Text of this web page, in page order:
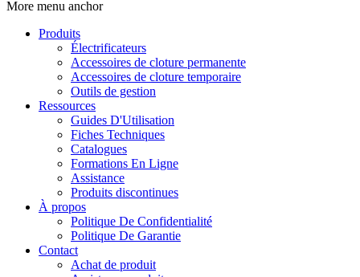
More menu anchor
Produits
Électrificateurs
Accessoires de cloture permanente
Accessoires de cloture temporaire
Outils de gestion
Ressources
Guides D'Utilisation
Fiches Techniques
Catalogues
Formations En Ligne
Assistance
Produits discontinues
À propos
Politique De Confidentialité
Politique De Garantie
Contact
Achat de produit